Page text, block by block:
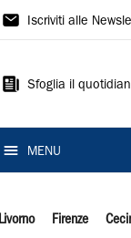
Il
Iscriviti alle
Sfoglia il
MENU
Livorno Firenze